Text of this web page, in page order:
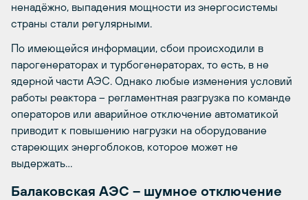
ненадёжно, выпадения мощности из энергосистемы
страны стали регулярными.
По имеющейся информации, сбои происходили в
парогенераторах и турбогенераторах, то есть, в не
ядерной части АЭС. Однако любые изменения условий
работы реактора – регламентная разгрузка по команде
операторов или аварийное отключение автоматикой
приводит к повышению нагрузки на оборудование
стареющих энергоблоков, которое может не
выдержать…
Балаковская АЭС – шумное отключение